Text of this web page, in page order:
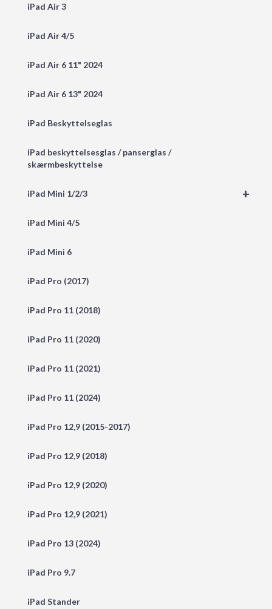
iPad Air 3
iPad Air 4/5
iPad Air 6 11" 2024
iPad Air 6 13" 2024
iPad Beskyttelseglas
iPad beskyttelsesglas / panserglas /
skærmbeskyttelse
+
iPad Mini 1/2/3
iPad Mini 4/5
iPad Mini 6
iPad Pro (2017)
iPad Pro 11 (2018)
iPad Pro 11 (2020)
iPad Pro 11 (2021)
iPad Pro 11 (2024)
iPad Pro 12,9 (2015-2017)
iPad Pro 12,9 (2018)
iPad Pro 12,9 (2020)
iPad Pro 12,9 (2021)
iPad Pro 13 (2024)
iPad Pro 9.7
iPad Stander